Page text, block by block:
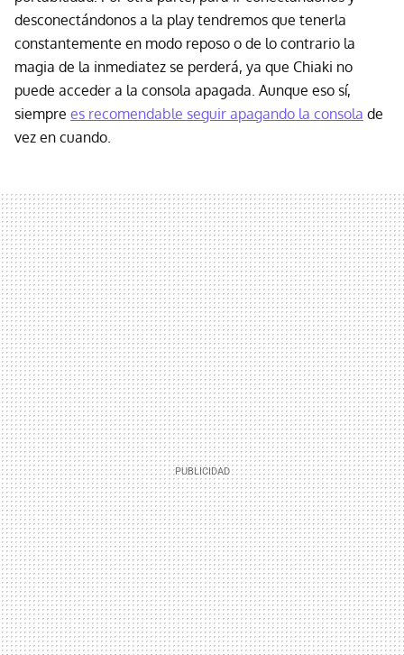
desconectándonos a la play tendremos que tenerla
constantemente en modo reposo o de lo contrario la
magia de la inmediatez se perderá, ya que Chiaki no
puede acceder a la consola apagada. Aunque eso sí,
siempre es recomendable seguir apagando la consola de
vez en cuando.